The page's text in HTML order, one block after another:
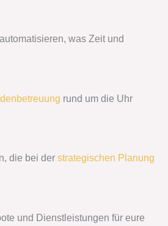
was Zeit und
rund um die Uhr
die bei der strategischen Planung
und Dienstleistungen für eure